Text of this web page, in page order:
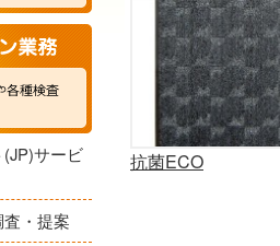
サービ
・提案
抗菌ECO